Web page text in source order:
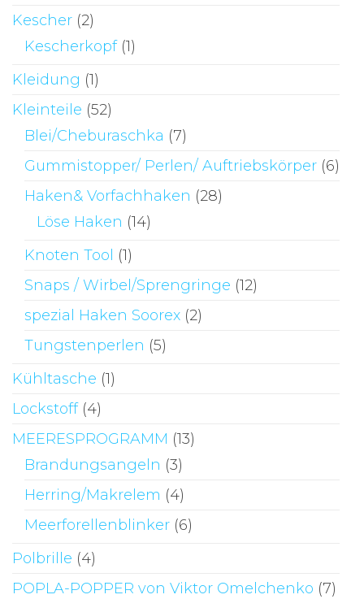
Kescher (2)
Kescherkopf (1)
Kleidung (1)
Kleinteile (52)
Blei/Cheburaschka (7)
Gummistopper/ Perlen/ Auftriebskörper (6)
Haken& Vorfachhaken (28)
Löse Haken (14)
Knoten Tool (1)
Snaps / Wirbel/Sprengringe (12)
spezial Haken Soorex (2)
Tungstenperlen (5)
Kühltasche (1)
Lockstoff (4)
MEERESPROGRAMM (13)
Brandungsangeln (3)
Herring/Makrelem (4)
Meerforellenblinker (6)
Polbrille (4)
POPLA-POPPER von Viktor Omelchenko (7)